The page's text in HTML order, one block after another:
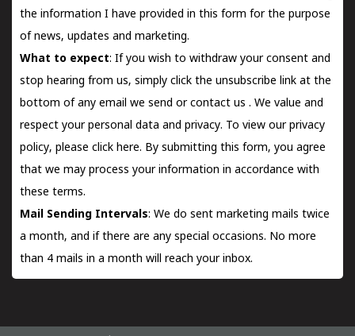
the information I have provided in this form for the purpose
of news, updates and marketing.
What to expect: If you wish to withdraw your consent and
stop hearing from us, simply click the unsubscribe link at the
bottom of any email we send orcontact us . We value and
respect your personal data and privacy. To view our privacy
policy, please click here. By submitting this form, you agree
that we may process your information in accordance with
these terms.
Mail Sending Intervals: We do sent marketing mails twice
a month, and if there are any special occasions. No more
than 4 mails in a month will reach your inbox.